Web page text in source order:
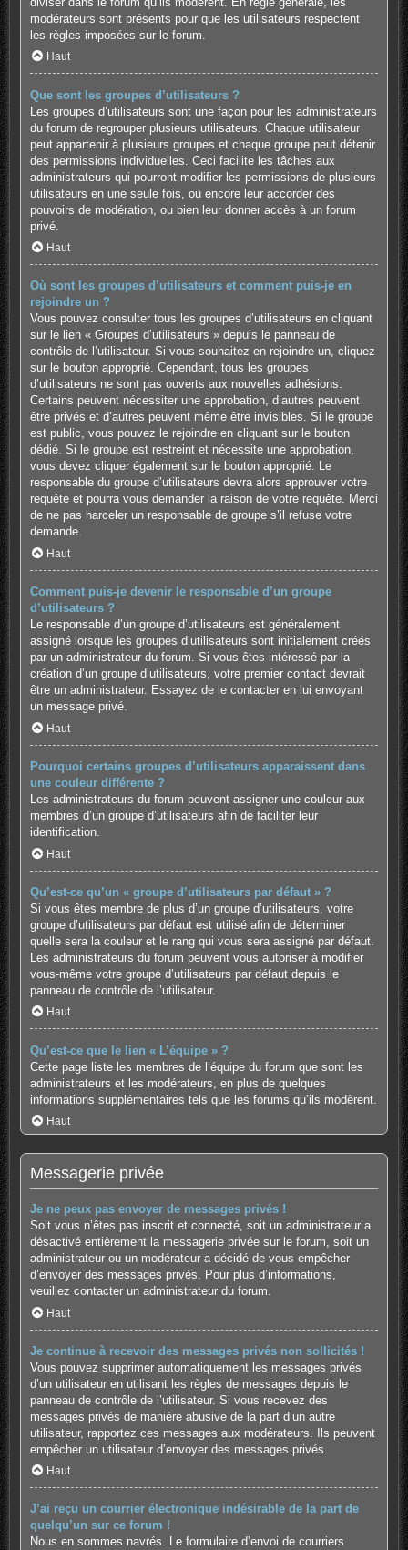
modérateurs sont présents pour que les utilisateurs respectent
les règles imposées sur le forum.
Haut
Que sont les groupes d’utilisateurs ?
Les groupes d’utilisateurs sont une façon pour les administrateurs
du forum de regrouper plusieurs utilisateurs. Chaque utilisateur
peut appartenir à plusieurs groupes et chaque groupe peut détenir
des permissions individuelles. Ceci facilite les tâches aux
administrateurs qui pourront modifier les permissions de plusieurs
utilisateurs en une seule fois, ou encore leur accorder des
pouvoirs de modération, ou bien leur donner accès à un forum
privé.
Haut
Où sont les groupes d’utilisateurs et comment puis-je en
rejoindre un ?
Vous pouvez consulter tous les groupes d’utilisateurs en cliquant
sur le lien « Groupes d’utilisateurs » depuis le panneau de
contrôle de l’utilisateur. Si vous souhaitez en rejoindre un, cliquez
sur le bouton approprié. Cependant, tous les groupes
d’utilisateurs ne sont pas ouverts aux nouvelles adhésions.
Certains peuvent nécessiter une approbation, d’autres peuvent
être privés et d’autres peuvent même être invisibles. Si le groupe
est public, vous pouvez le rejoindre en cliquant sur le bouton
dédié. Si le groupe est restreint et nécessite une approbation,
vous devez cliquer également sur le bouton approprié. Le
responsable du groupe d’utilisateurs devra alors approuver votre
requête et pourra vous demander la raison de votre requête. Merci
de ne pas harceler un responsable de groupe s’il refuse votre
demande.
Haut
Comment puis-je devenir le responsable d’un groupe
d’utilisateurs ?
Le responsable d’un groupe d’utilisateurs est généralement
assigné lorsque les groupes d’utilisateurs sont initialement créés
par un administrateur du forum. Si vous êtes intéressé par la
création d’un groupe d’utilisateurs, votre premier contact devrait
être un administrateur. Essayez de le contacter en lui envoyant
un message privé.
Haut
Pourquoi certains groupes d’utilisateurs apparaissent dans
une couleur différente ?
Les administrateurs du forum peuvent assigner une couleur aux
membres d’un groupe d’utilisateurs afin de faciliter leur
identification.
Haut
Qu’est-ce qu’un « groupe d’utilisateurs par défaut » ?
Si vous êtes membre de plus d’un groupe d’utilisateurs, votre
groupe d’utilisateurs par défaut est utilisé afin de déterminer
quelle sera la couleur et le rang qui vous sera assigné par défaut.
Les administrateurs du forum peuvent vous autoriser à modifier
vous-même votre groupe d’utilisateurs par défaut depuis le
panneau de contrôle de l’utilisateur.
Haut
Qu’est-ce que le lien « L’équipe » ?
Cette page liste les membres de l’équipe du forum que sont les
administrateurs et les modérateurs, en plus de quelques
informations supplémentaires tels que les forums qu’ils modèrent.
Haut
Messagerie privée
Je ne peux pas envoyer de messages privés !
Soit vous n’êtes pas inscrit et connecté, soit un administrateur a
désactivé entièrement la messagerie privée sur le forum, soit un
administrateur ou un modérateur a décidé de vous empêcher
d’envoyer des messages privés. Pour plus d’informations,
veuillez contacter un administrateur du forum.
Haut
Je continue à recevoir des messages privés non sollicités !
Vous pouvez supprimer automatiquement les messages privés
d’un utilisateur en utilisant les règles de messages depuis le
panneau de contrôle de l’utilisateur. Si vous recevez des
messages privés de manière abusive de la part d’un autre
utilisateur, rapportez ces messages aux modérateurs. Ils peuvent
empêcher un utilisateur d’envoyer des messages privés.
Haut
J’ai reçu un courrier électronique indésirable de la part de
quelqu’un sur ce forum !
Nous en sommes navrés. Le formulaire d’envoi de courriers